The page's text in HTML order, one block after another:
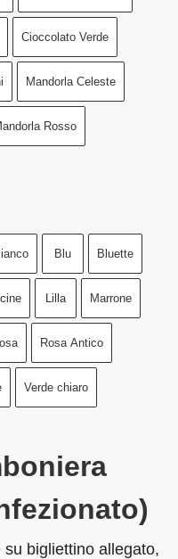
Cioccolato Verde
Mandorla Celeste
Rosso
Blu Bluette
Lilla Marrone
Rosa Antico
Verde chiaro
bigliettino allegato,